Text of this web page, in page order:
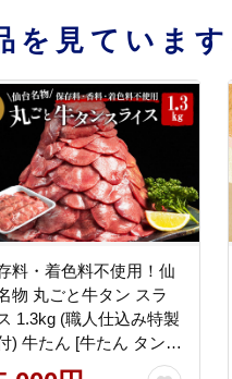
見ています
料・着色料不使用！仙
物 丸ごと牛タン スラ
1.3kg (職人仕込み特製
) 牛たん [牛たん タン塩
仙台 名物]